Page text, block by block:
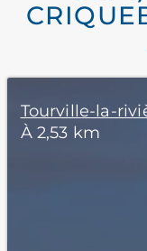
Tourville-la-
À 2,53 km